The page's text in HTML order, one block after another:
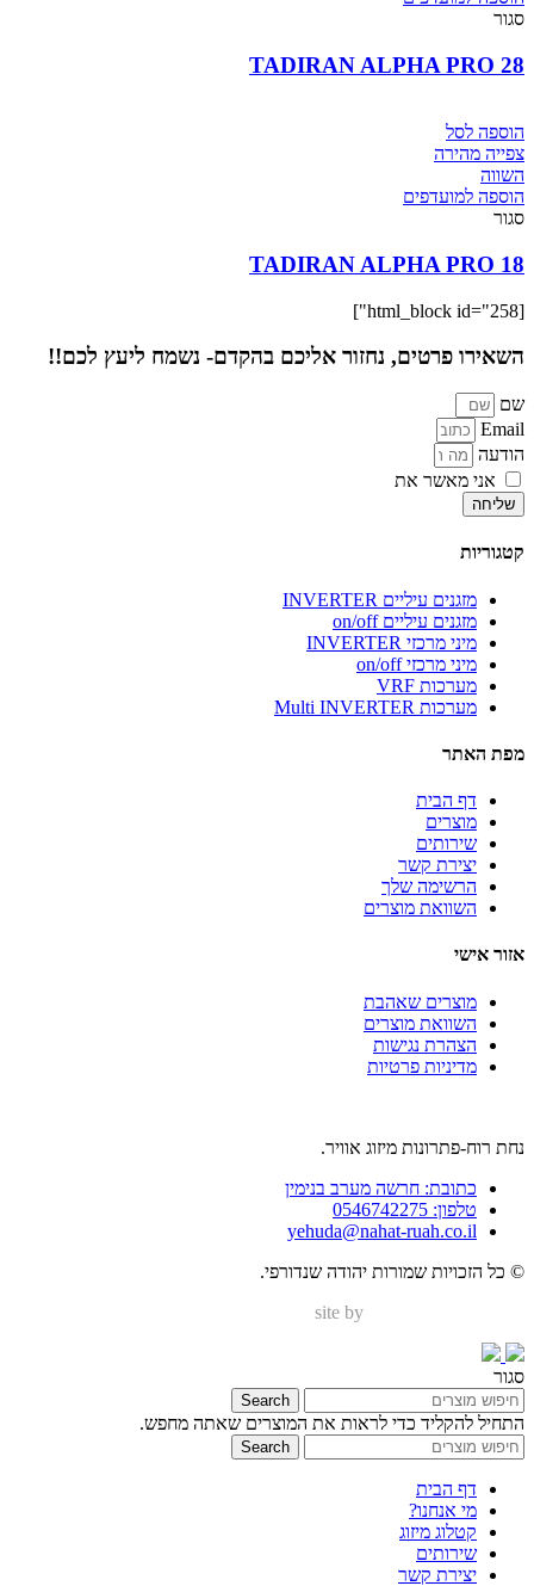
סגור
28 TADIRAN ALPHA PRO
הוספה לסל
צפייה מהירה
השווה
הוספה למועדפים
סגור
18 TADIRAN ALPHA PRO
[html_block id="258"]
השאירו פרטים, נחזור אליכם בהקדם- נשמח ליעץ לכם!!
שם
Email
הודעה
אני מאשר את
שליחה
קטגוריות
מזגנים עיליים INVERTER
מזגנים עיליים on/off
מיני מרכזי INVERTER
מיני מרכזי on/off
מערכות VRF
מערכות Multi INVERTER
מפת האתר
דף הבית
מוצרים
שירותים
יצירת קשר
הרשימה שלך
השוואת מוצרים
אזור אישי
מוצרים שאהבת
השוואת מוצרים
הצהרת נגישות
מדיניות פרטיות
נחת רוח-פתרונות מיזוג אוויר.
כתובת: חרשה מערב בנימין
טלפון: 0546742275
yehuda@nahat-ruah.co.il
© כל הזכויות שמורות יהודה שנדורפי.
site by
סגור
Search
התחיל להקליד כדי לראות את המוצרים שאתה מחפש.
Search
דף הבית
מי אנחנו?
קטלוג מיזוג
שירותים
יצירת קשר